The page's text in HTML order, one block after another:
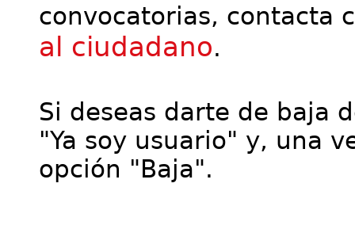
convocatorias, contacta
al ciudadano.
Si deseas darte de baja
"Ya soy usuario" y, una
opción "Baja".